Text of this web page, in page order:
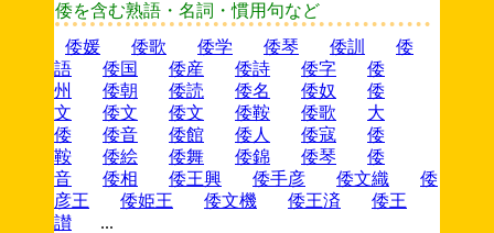
倭を含む熟語・名詞・慣用句など
倭媛
倭歌 倭学 倭琴 倭訓
倭
語
倭国 倭産 倭詩 倭字
倭
州
倭朝 倭読 倭名 倭奴
倭
文
倭文 倭文 倭鞍 倭歌
大
倭
倭音 倭館 倭人 倭寇
倭
鞍
倭絵 倭舞 倭錦 倭琴
倭
音
倭相 倭王興 倭手彦 倭文織
倭
彦王
倭姫王 倭文機 倭王済
倭王
讃
...